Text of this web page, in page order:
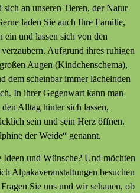
an unseren Tieren, der Natur
laden Sie auch Ihre Familie,
und lassen sich von den
Aufgrund ihres ruhigen
Augen (Kindchenschema),
dem scheinbar immer lächelnden
In ihrer Gegenwart kann man
Alltag hinter sich lassen,
sein und sein Herz öffnen.
der Weide“ genannt.
und Wünsche? Und möchten
Alpakaveranstaltungen besuchen
Sie uns und wir schauen, ob